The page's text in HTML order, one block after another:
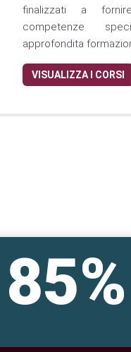
finalizzati a
competenze
approfondita
VISUALIZZA I CORSI
85%